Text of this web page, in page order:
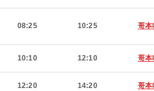
08:25 10:25 哥本
10:10 12:10 哥本
12:20 14:20 哥本